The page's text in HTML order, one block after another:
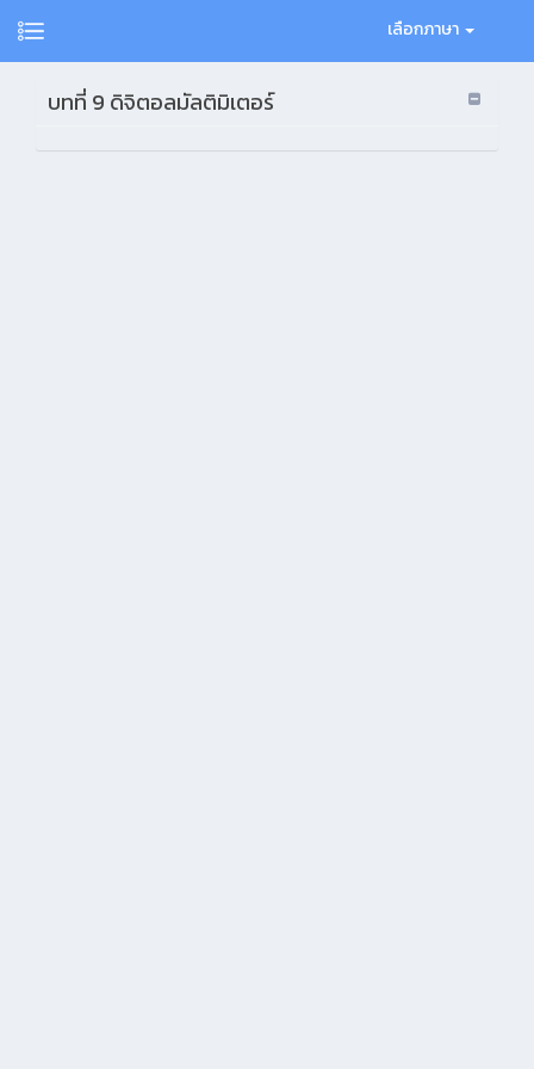
เลือกภาษา
บทที่ 9 ดิจิตอลมัลติมิเตอร์